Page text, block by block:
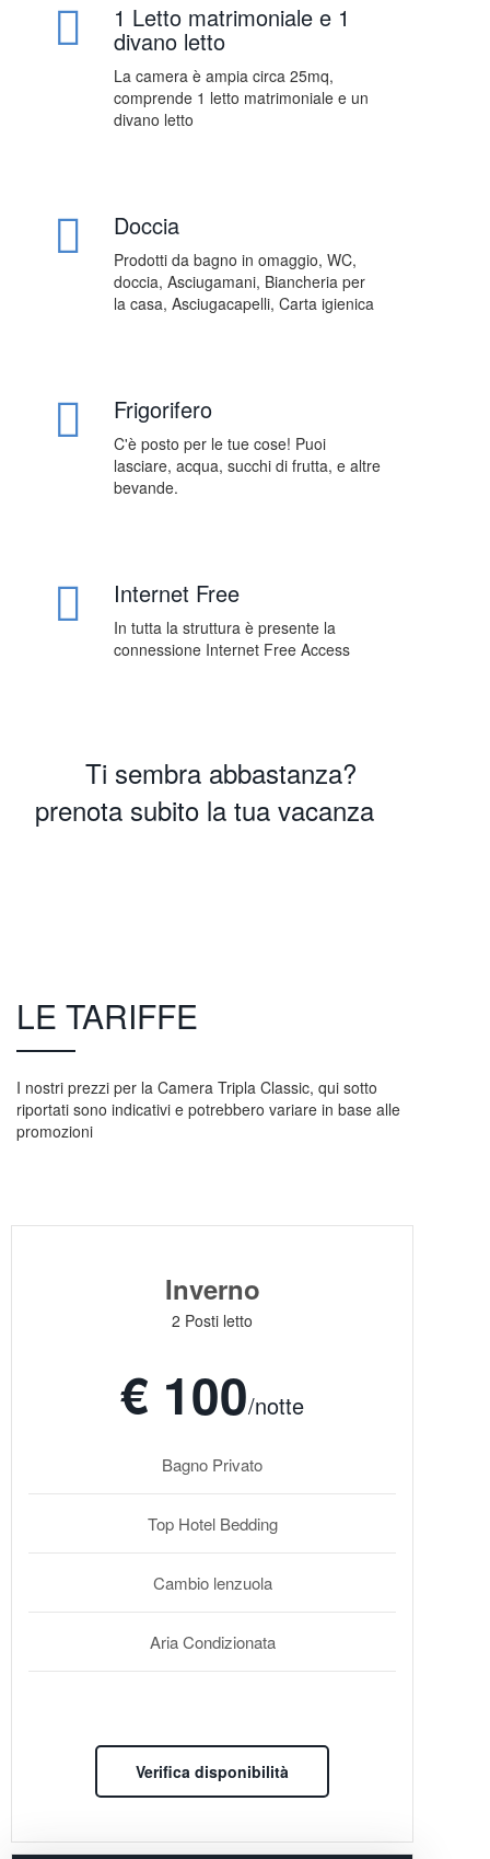
1 Letto matrimoniale e 1
divano letto
La camera è ampia circa 25mq,
comprende 1 letto matrimoniale e un
divano letto
Doccia
Prodotti da bagno in omaggio, WC,
doccia, Asciugamani, Biancheria per
la casa, Asciugacapelli, Carta igienica
Frigorifero
C'è posto per le tue cose! Puoi
lasciare, acqua, succhi di frutta, e altre
bevande.
Internet Free
In tutta la struttura è presente la
connessione Internet Free Access
Ti sembra abbastanza?
prenota subito la tua vacanza
LE TARIFFE
I nostri prezzi per la Camera Tripla Classic, qui sotto
riportati sono indicativi e potrebbero variare in base alle
promozioni
Inverno
2 Posti letto
€ 100/notte
Bagno Privato
Top Hotel Bedding
Cambio lenzuola
Aria Condizionata
Verifica disponibilità